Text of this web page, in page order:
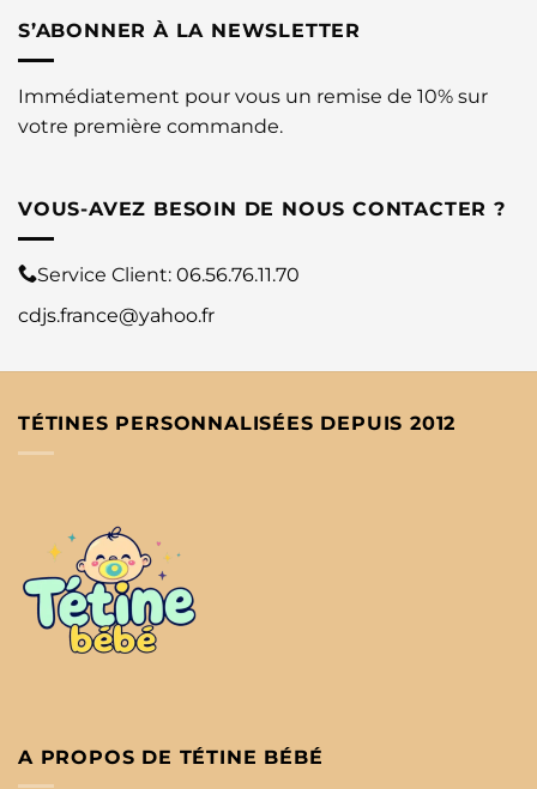
S’ABONNER À LA NEWSLETTER
Immédiatement pour vous un remise de 10% sur
votre première commande.
VOUS-AVEZ BESOIN DE NOUS CONTACTER ?
Service Client: 06.56.76.11.70
cdjs.france@yahoo.fr
TÉTINES PERSONNALISÉES DEPUIS 2012
A PROPOS DE TÉTINE BÉBÉ